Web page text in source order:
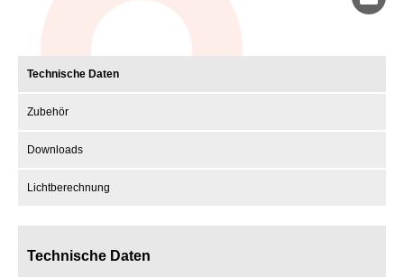
Technische Daten
Zubehör
Downloads
Lichtberechnung
Technische Daten